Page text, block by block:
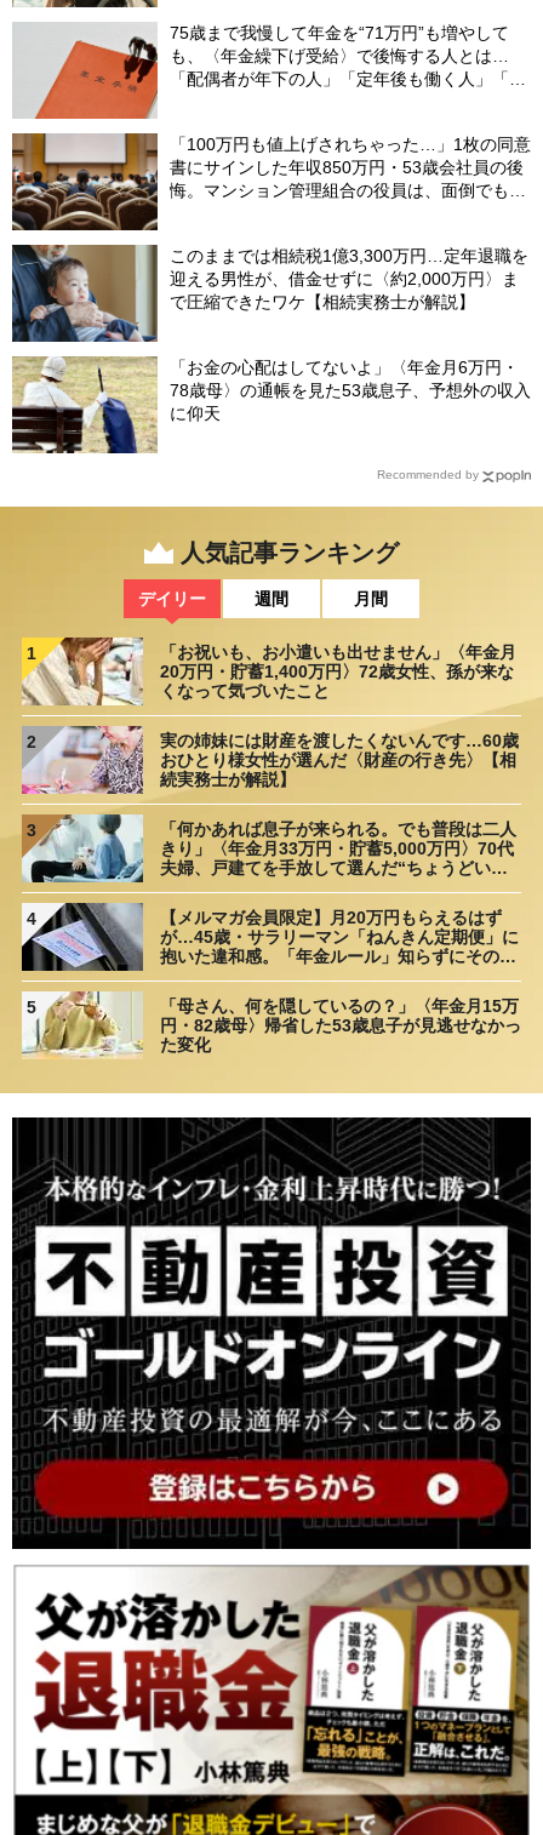
75歳まで我慢して年金を“71万円”も増やして
も、〈年金繰下げ受給〉で後悔する人とは…
「配偶者が年下の人」「定年後も働く人」「特
「100万円も値上げされちゃった…」1枚の同意
書にサインした年収850万円・53歳会社員の後
悔。マンション管理組合の役員は、面倒でも自
このままでは相続税1億3,300万円…定年退職を
迎える男性が、借金せずに〈約2,000万円〉ま
で圧縮できたワケ【相続実務士が解説】
「お金の心配はしてないよ」〈年金月6万円・
78歳母〉の通帳を見た53歳息子、予想外の収入
に仰天
Recommended by
人気記事ランキング
デイリー 週間 月間
1
「お祝いも、お小遣いも出せません」〈年金月
20万円・貯蓄1,400万円〉72歳女性、孫が来な
くなって気づいたこと
2
実の姉妹には財産を渡したくないんです…60歳
おひとり様女性が選んだ〈財産の行き先〉【相
続実務士が解説】
3
「何かあれば息子が来られる。でも普段は二人
きり」〈年金月33万円・貯蓄5,000万円〉70代
夫婦、戸建てを手放して選んだ“ちょうどいい
4
【メルマガ会員限定】月20万円もらえるはず
が…45歳・サラリーマン「ねんきん定期便」に
抱いた違和感。「年金ルール」知らずにそのま
然「何かの間違いでは？」
5
「母さん、何を隠しているの？」〈年金月15万
円・82歳母〉帰省した53歳息子が見逃せなかっ
た変化